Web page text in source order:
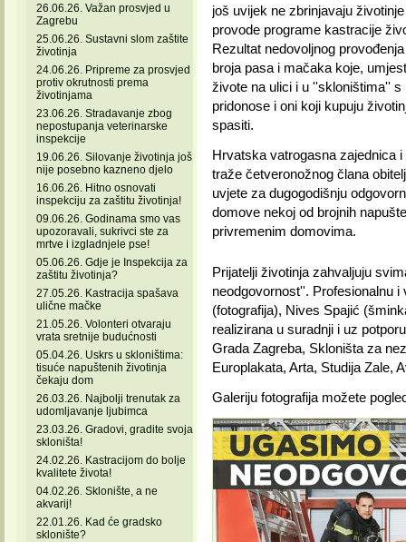
26.06.26. Važan prosvjed u
Zagrebu
25.06.26. Sustavni slom zaštite
životinja
24.06.26. Pripreme za prosvjed
protiv okrutnosti prema
životinjama
23.06.26. Stradavanje zbog
nepostupanja veterinarske
inspekcije
19.06.26. Silovanje životinja još
nije posebno kazneno djelo
16.06.26. Hitno osnovati
inspekciju za zaštitu životinja!
09.06.26. Godinama smo vas
upozoravali, sukrivci ste za
mrtve i izgladnjele pse!
05.06.26. Gdje je Inspekcija za
zaštitu životinja?
27.05.26. Kastracija spašava
ulične mačke
21.05.26. Volonteri otvaraju
vrata sretnije budućnosti
05.04.26. Uskrs u skloništima:
tisuće napuštenih životinja
čekaju dom
26.03.26. Najbolji trenutak za
udomljavanje ljubimca
23.03.26. Gradovi, gradite svoja
skloništa!
24.02.26. Kastracijom do bolje
kvalitete života!
04.02.26. Sklonište, a ne
akvarij!
22.01.26. Kad će gradsko
sklonište?
još uvijek ne zbrinjavaju
provode programe kastracije
Rezultat nedovoljnog
broja pasa i mačaka koje,
živote na ulici i u ''skloništima''
pridonose i oni koji kupuju
spasiti.
Hrvatska vatrogasna zajednica
traže četveronožnog člana
uvjete za dugogodišnju
domove nekoj od brojnih
privremenim domovima.
Prijatelji životinja zahvaljuju
neodgovornost''. Profesionalnu
(fotografija), Nives Spajić
realizirana u suradnji i uz
Grada Zagreba, Skloništa za
Europlakata, Arta, Studija Zale,
Galeriju fotografija možete